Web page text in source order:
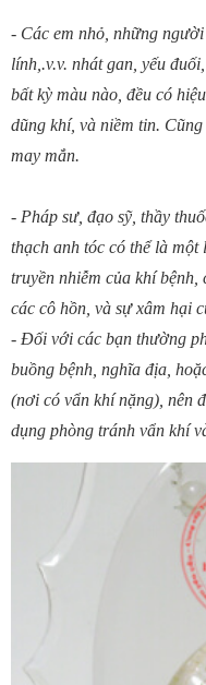
- Các em nhỏ, những
lính,.v.v. nhát gan, yếu
bất kỳ màu nào, đều có
dũng khí, và niềm tin.
may mắn.
- Pháp sư, đạo sỹ, thầy
thạch anh tóc có thể là
truyền nhiễm của khí
các cô hồn, và sự xâm hại
- Đối với các bạn thường
buồng bệnh, nghĩa địa,
(nơi có vẩn khí nặng), nên
dụng phòng tránh vẩn khí